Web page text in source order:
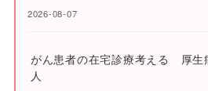
2026-08-07
がん患者の在宅診療考える 厚生
人